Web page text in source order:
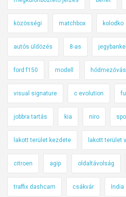
közösségi matchbox kolodko
autós üldözés 8-as
ford f150 modell
visual signature c evolution
jobbra tartás kia niro
lakott terület kezdete lakott terület
citroen agip oldaltávolság
traffix dashcam csákvár India